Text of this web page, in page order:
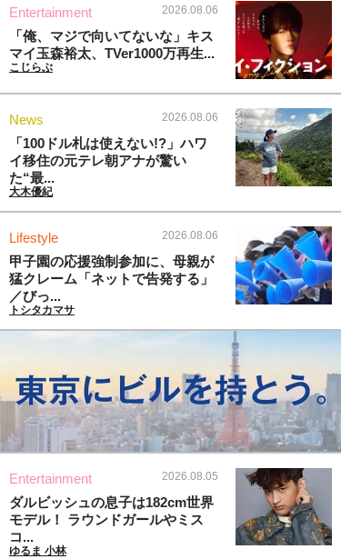
Entertainment 2026.08.06
「俺、マジで向いてないな」キス
マイ玉森裕太、TVer1000万再生...
こじらぶ
News 2026.08.06
「100ドル札は使えない!?」ハワ
イ移住の元テレ朝アナが驚い
た“最...
大木優紀
Lifestyle 2026.08.06
甲子園の応援強制参加に、母親が
猛クレーム「ネットで告発する」
／びっ...
トシタカマサ
Entertainment 2026.08.05
ダルビッシュの息子は182cm世界
モデル！ ラウンドガールやミス
コ...
ゆるま 小林